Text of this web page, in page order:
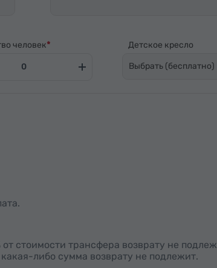
человек Детское кресло
Выбрать (бесплатно)
стоимости трансфера возврату не
либо сумма возврату не подлежит.